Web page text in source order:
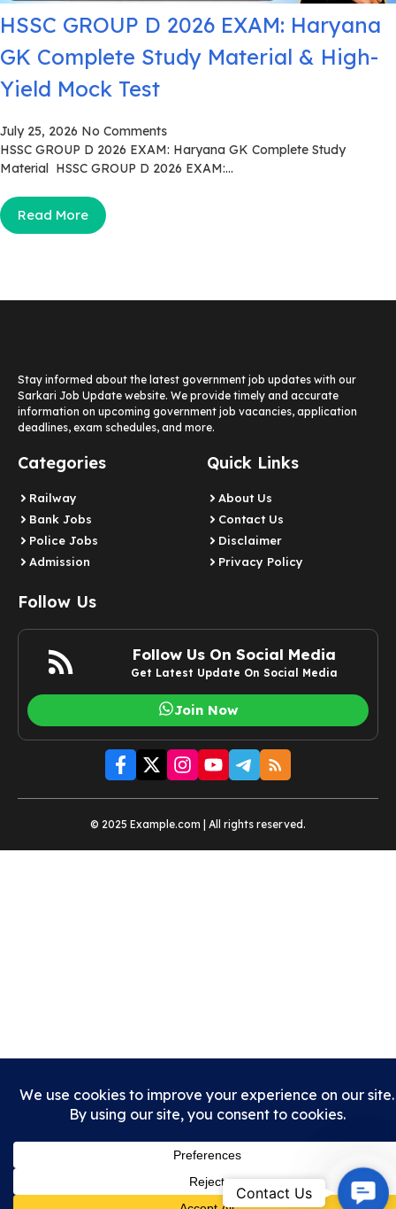
HSSC GROUP D 2026 EXAM: Haryana
GK Complete Study Material & High-
Yield Mock Test
July 25, 2026 No Comments
HSSC GROUP D 2026 EXAM: Haryana GK Complete Study
Material HSSC GROUP D 2026 EXAM:...
Read More
Stay informed about the latest government job updates with our
Sarkari Job Update website. We provide timely and accurate
information on upcoming government job vacancies, application
deadlines, exam schedules, and more.
Categories
Railway
Bank Jobs
Police Jobs
Admission
Quick Links
About Us
Contact Us
Disclaimer
Privacy Policy
Follow Us
Follow Us On Social Media
Get Latest Update On Social Media
Join Now
© 2025 Example.com | All rights reserved.
Contact Us